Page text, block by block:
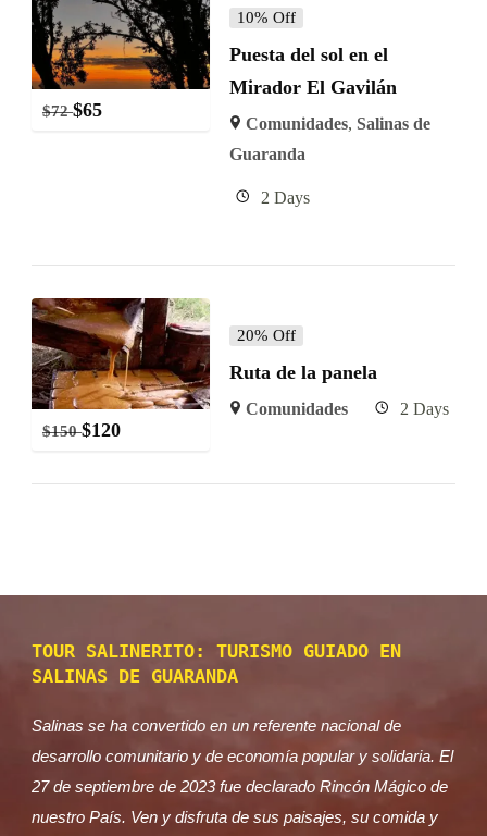
$72 $65
10% Off
Puesta del sol en el
Mirador El Gavilán
Comunidades, Salinas de
Guaranda
2 Days
$150 $120
20% Off
Ruta de la panela
Comunidades 2 Days
TOUR SALINERITO: TURISMO GUIADO EN
SALINAS DE GUARANDA
Salinas se ha convertido en un referente nacional de
desarrollo comunitario y de economía popular y solidaria. El
27 de septiembre de 2023 fue declarado Rincón Mágico de
nuestro País. Ven y disfruta de sus paisajes, su comida y